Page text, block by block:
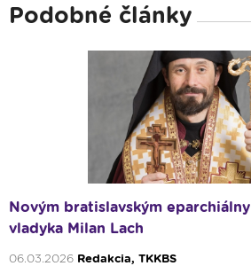
Podobné články
Novým bratislavským
vladyka Milan Lach
06.03.2026 Redakcia, TKKBS